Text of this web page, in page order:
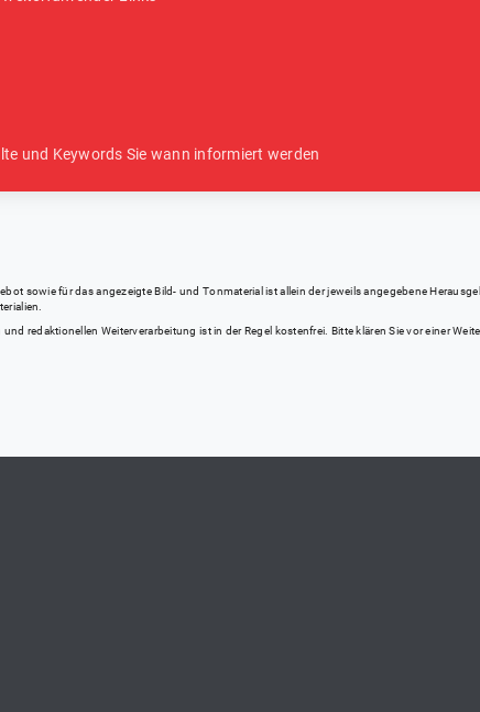
und Keywords Sie wann informiert werden
sowie für das angezeigte Bild- und Tonmaterial ist allein der jeweils angegebene
redaktionellen Weiterverarbeitung ist in der Regel kostenfrei. Bitte klären Sie vor einer